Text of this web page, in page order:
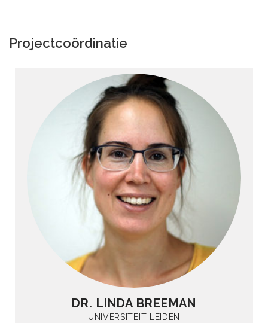
Projectcoördinatie
DR. LINDA BREEMAN
UNIVERSITEIT LEIDEN